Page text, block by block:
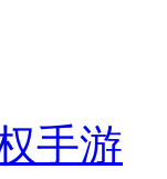
手游